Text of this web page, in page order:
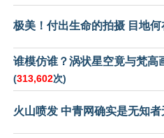
极美！付出生命的拍摄 目地何
谁模仿谁？涡状星空竟与梵高
(313,602次)
火山喷发 中青网确实是无知者